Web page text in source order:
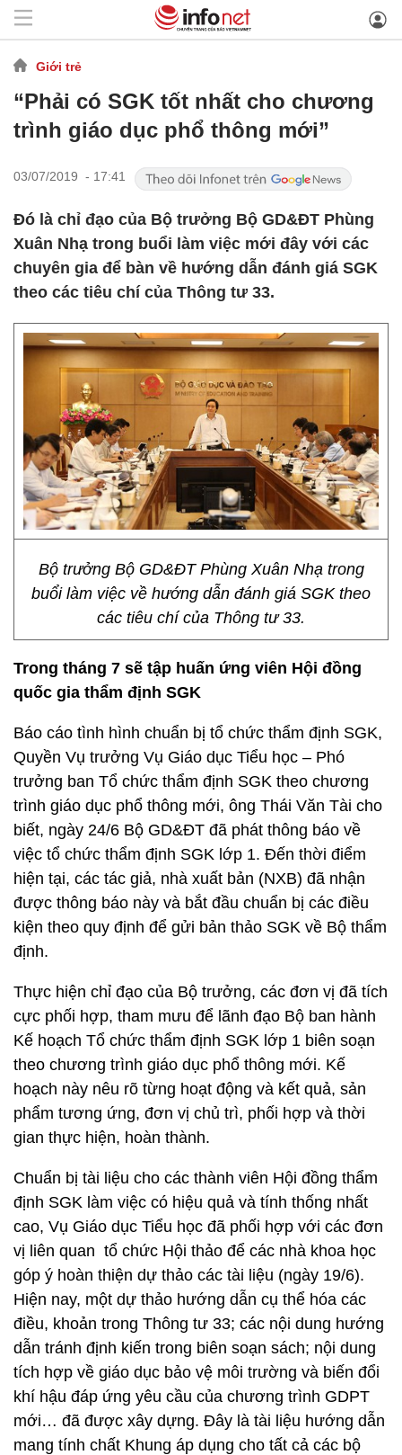
Giới trẻ
“Phải có SGK tốt nhất cho chương
trình giáo dục phổ thông mới”
03/07/2019 - 17:41
Đó là chỉ đạo của Bộ trưởng Bộ GD&ĐT Phùng
Xuân Nhạ trong buổi làm việc mới đây với các
chuyên gia để bàn về hướng dẫn đánh giá SGK
theo các tiêu chí của Thông tư 33.
Bộ trưởng Bộ GD&ĐT Phùng Xuân Nhạ trong
buổi làm việc về hướng dẫn đánh giá SGK theo
các tiêu chí của Thông tư 33.
Trong tháng 7 sẽ tập huấn ứng viên Hội đồng
quốc gia thẩm định SGK
Báo cáo tình hình chuẩn bị tổ chức thẩm định SGK,
Quyền Vụ trưởng Vụ Giáo dục Tiểu học – Phó
trưởng ban Tổ chức thẩm định SGK theo chương
trình giáo dục phổ thông mới, ông Thái Văn Tài cho
biết, ngày 24/6 Bộ GD&ĐT đã phát thông báo về
việc tổ chức thẩm định SGK lớp 1. Đến thời điểm
hiện tại, các tác giả, nhà xuất bản (NXB) đã nhận
được thông báo này và bắt đầu chuẩn bị các điều
kiện theo quy định để gửi bản thảo SGK về Bộ thẩm
định.
Thực hiện chỉ đạo của Bộ trưởng, các đơn vị đã tích
cực phối hợp, tham mưu để lãnh đạo Bộ ban hành
Kế hoạch Tổ chức thẩm định SGK lớp 1 biên soạn
theo chương trình giáo dục phổ thông mới. Kế
hoạch này nêu rõ từng hoạt động và kết quả, sản
phẩm tương ứng, đơn vị chủ trì, phối hợp và thời
gian thực hiện, hoàn thành.
Chuẩn bị tài liệu cho các thành viên Hội đồng thẩm
định SGK làm việc có hiệu quả và tính thống nhất
cao, Vụ Giáo dục Tiểu học đã phối hợp với các đơn
vị liên quan tổ chức Hội thảo để các nhà khoa học
góp ý hoàn thiện dự thảo các tài liệu (ngày 19/6).
Hiện nay, một dự thảo hướng dẫn cụ thể hóa các
điều, khoản trong Thông tư 33; các nội dung hướng
dẫn tránh định kiến trong biên soạn sách; nội dung
tích hợp về giáo dục bảo vệ môi trường và biến đổi
khí hậu đáp ứng yêu cầu của chương trình GDPT
mới… đã được xây dựng. Đây là tài liệu hướng dẫn
mang tính chất Khung áp dụng cho tất cả các bộ